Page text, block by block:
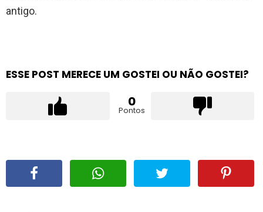
antigo.
ESSE POST MERECE UM GOSTEI OU NÃO GOSTEI?
0
Pontos